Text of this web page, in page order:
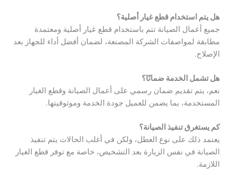
هل يتم استخدام قطع غيار أصلية؟
جميع أعمال الصيانة تتم باستخدام قطع غيار أصلية ومعتمدة
مطابقة لمواصفات الشركة المصنعة، لضمان أفضل أداء للجهاز بعد
الإصلاح.
هل تشمل الخدمة ضمانًا؟
نعم، يتم تقديم ضمان رسمي على أعمال الصيانة وقطع الغيار
المستخدمة، بما يضمن للعميل جودة الخدمة وموثوقيتها.
كم يستغرق تنفيذ الصيانة؟
يعتمد ذلك على نوع العطل، ولكن في أغلب الحالات يتم تنفيذ
الصيانة في نفس الزيارة بعد التشخيص، خاصة مع توفر قطع الغيار
اللازمة.